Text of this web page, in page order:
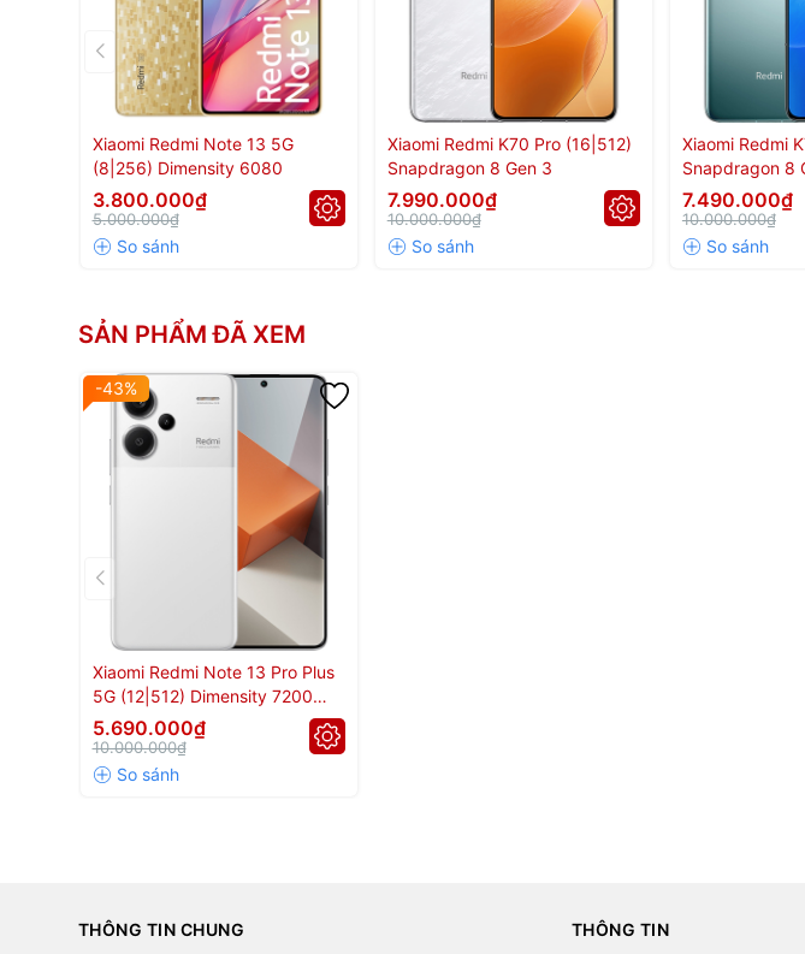
Xiaomi Redmi Note 13 5G
(8|256) Dimensity 6080
3.800.000₫
5.000.000₫
Xiaomi Redmi K70 Pro (16|512)
Snapdragon 8 Gen 3
7.990.000₫
10.000.000₫
Xiaomi Redmi
Snapdragon 8
7.490.000₫
10.000.000₫
SẢN PHẨM ĐÃ XEM
-43%
Xiaomi Redmi Note 13 Pro Plus
5G (12|512) Dimensity 7200
Ultra
5.690.000₫
10.000.000₫
THÔNG TIN CHUNG THÔNG TIN